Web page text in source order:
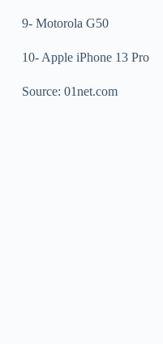
9- Motorola G50
10- Apple iPhone 13 Pro
Source: 01net.com